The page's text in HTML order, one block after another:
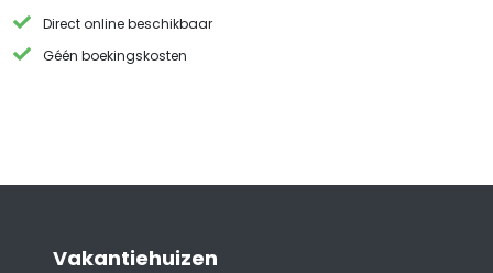
Direct online beschikbaar
Géén boekingskosten
Vakantiehuizen